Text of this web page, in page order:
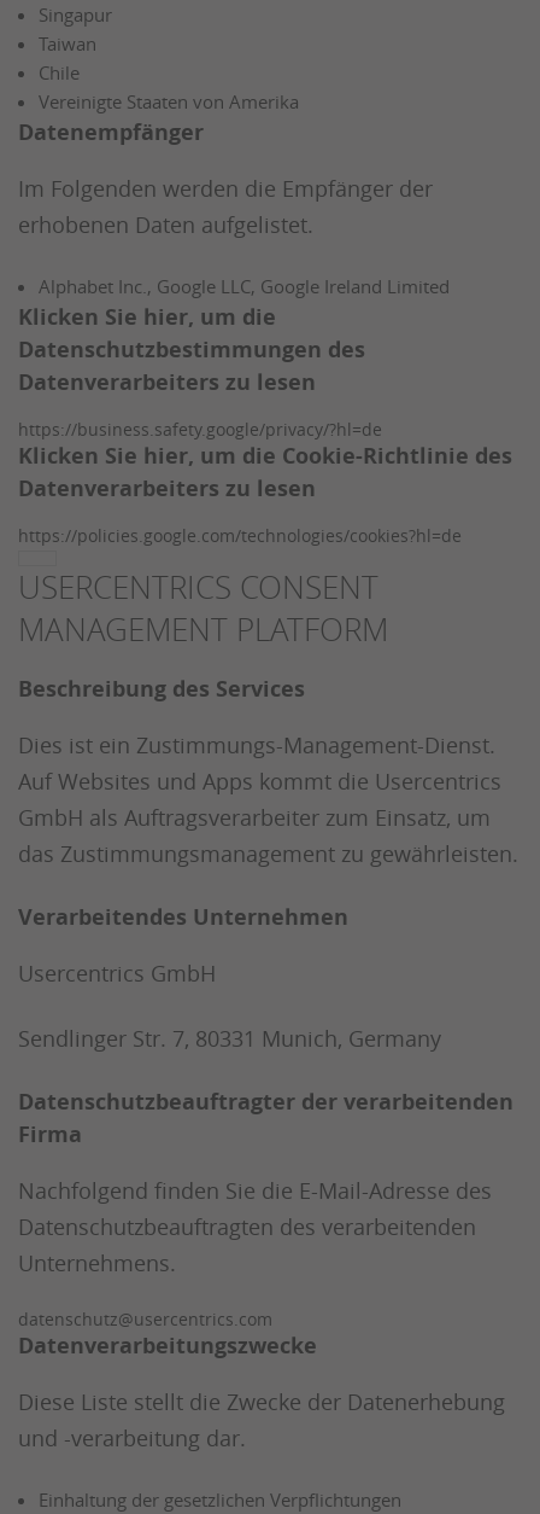
Singapur
Taiwan
Chile
Vereinigte Staaten von Amerika
Datenempfänger
Im Folgenden werden die Empfänger der
erhobenen Daten aufgelistet.
Alphabet Inc., Google LLC, Google Ireland Limited
Klicken Sie hier, um die
Datenschutzbestimmungen des
Datenverarbeiters zu lesen
https://business.safety.google/privacy/?hl=de
Klicken Sie hier, um die Cookie-Richtlinie des
Datenverarbeiters zu lesen
https://policies.google.com/technologies/cookies?hl=de
USERCENTRICS CONSENT
MANAGEMENT PLATFORM
Beschreibung des Services
Dies ist ein Zustimmungs-Management-Dienst.
Auf Websites und Apps kommt die Usercentrics
GmbH als Auftragsverarbeiter zum Einsatz, um
das Zustimmungsmanagement zu gewährleisten.
Verarbeitendes Unternehmen
Usercentrics GmbH
Sendlinger Str. 7, 80331 Munich, Germany
Datenschutzbeauftragter der verarbeitenden
Firma
Nachfolgend finden Sie die E-Mail-Adresse des
Datenschutzbeauftragten des verarbeitenden
Unternehmens.
datenschutz@usercentrics.com
Datenverarbeitungszwecke
Diese Liste stellt die Zwecke der Datenerhebung
und -verarbeitung dar.
Einhaltung der gesetzlichen Verpflichtungen